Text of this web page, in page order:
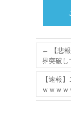
←
【悲
界突破し
【速報
ｗｗｗｗ